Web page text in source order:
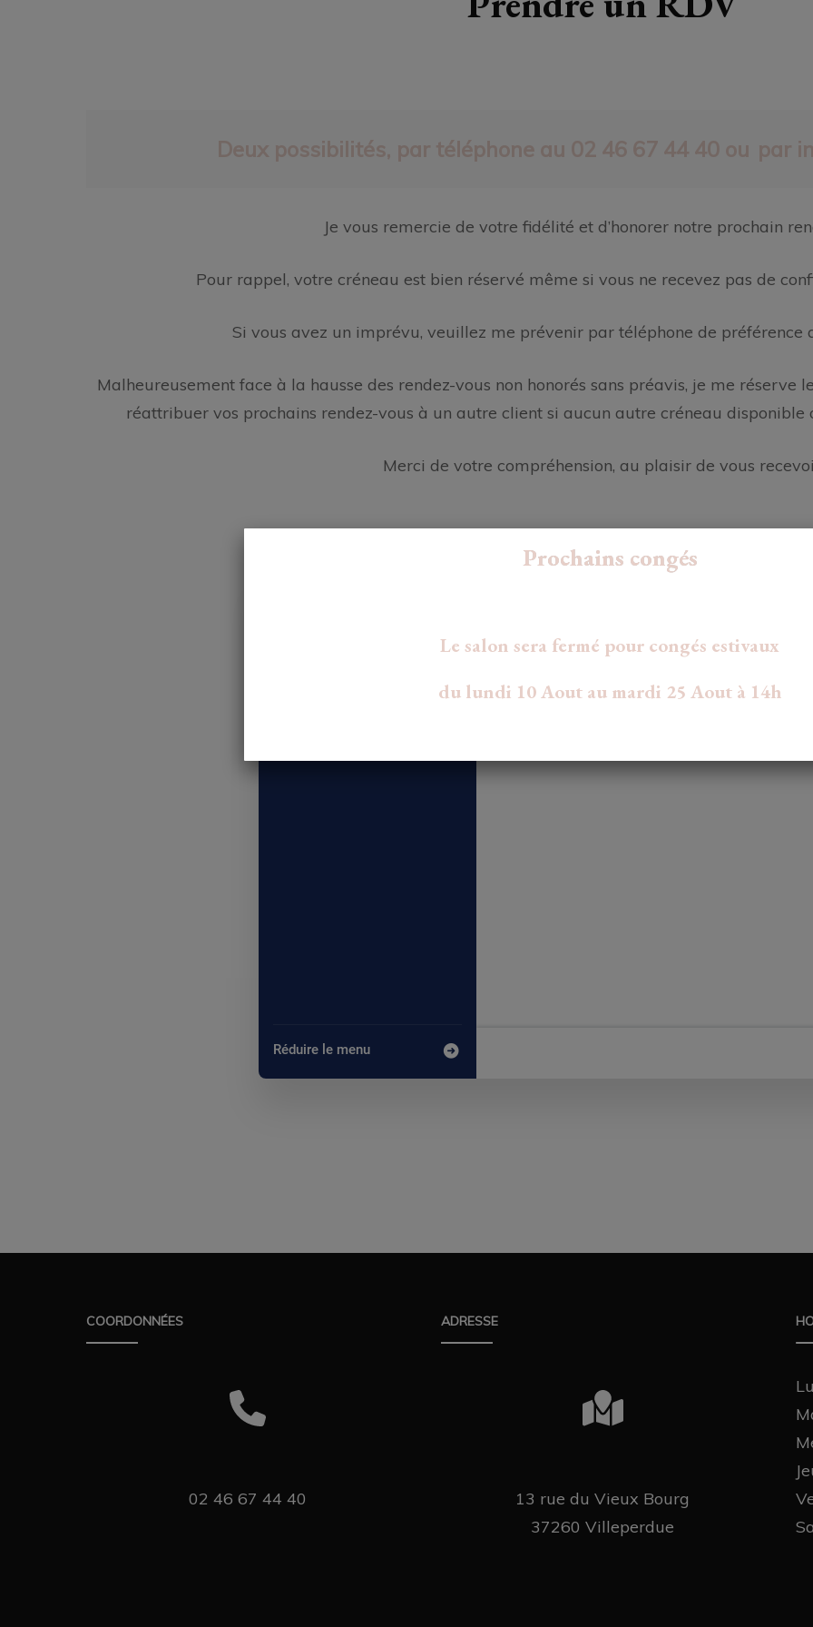
Deux possibilités, par téléphone au 02 46 67 44 40 ou par
Je vous remercie de votre fidélité et d’honorer notre prochain
Pour rappel, votre créneau est bien réservé même si vous ne recevez pas de
Si vous avez un imprévu, veuillez me prévenir par téléphone de
Malheureusement face à la hausse des rendez-vous non honorés sans préavis, je me réserve
réattribuer vos prochains rendez-vous à un autre client si aucun autre créneau disponible
Merci de votre compréhension, au plaisir de vous
Réduire le menu
COORDONNÉES
02 46 67 44 40
ADRESSE
13 rue du Vieux Bourg
37260 Villeperdue
Prochains congés
Le salon sera fermé pour congés estivaux
du lundi 10 Aout au mardi 25 Aout à 14h